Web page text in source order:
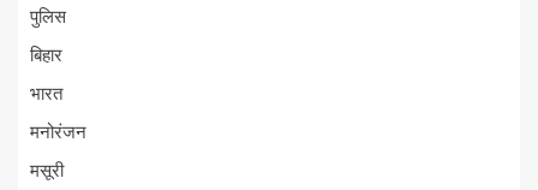
पुलिस
बिहार
भारत
मनोरंजन
मसूरी